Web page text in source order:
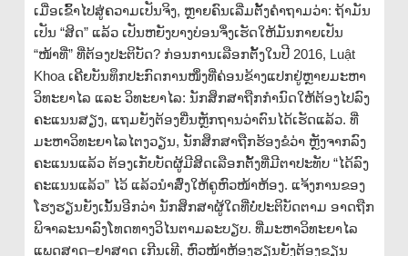
ເມື່ອເຂົ້າໄປສູ່ຄວາມເປັນຈິງ, ຫຼາຍຄົນເລີ່ມຕັ້ງຄຳຖາມວ່າ: ຖ້າມັນ
ເປັນ “ສິດ” ແລ້ວ ເປັນຫຍັງບາງບ່ອນຈຶ່ງເຮັດໃຫ້ມັນກາຍເປັນ
“ໜ້າທີ່” ທີ່ຕ້ອງປະຕິບັດ? ກ່ອນການເລືອກຕັ້ງໃນປີ 2016, Luật
Khoa ເຄີຍບັນທຶກປະກົດການໜຶ່ງທີ່ຄ່ອນຂ້າງແປກຢູ່ຫຼາຍມະຫາ
ວິທະຍາໄລ ແລະ ວິທະຍາໄລ: ນັກສຶກສາຖືກກຳນົດໃຫ້ຕ້ອງໄປລົງ
ຄະແນນສຽງ, ແຖມຍັງຕ້ອງຍື່ນຫຼັກຖານວ່າຕົນໄດ້ເຮັດແລ້ວ. ທີ່
ມະຫາວິທະຍາໄລໄຕງວຽນ, ນັກສຶກສາຖືກຮ້ອງຂໍວ່າ ຫຼັງຈາກລົງ
ຄະແນນແລ້ວ ຕ້ອງເກັບບັດຜູ້ມີສິດເລືອກຕັ້ງທີ່ມີຕາປະທັບ “ໄດ້ລົງ
ຄະແນນແລ້ວ” ໄວ້ ແລ້ວນຳສົ່ງໃຫ້ຄູຫົວໜ້າຫ້ອງ. ແຈ້ງການຂອງ
ໂຮງຮຽນຍັງເນັ້ນອີກວ່າ ນັກສຶກສາຜູ້ໃດທີ່ບໍ່ປະຕິບັດຕາມ ອາດຖືກ
ພິຈາລະນາລົງໂທດທາງວິໄນຕາມລະບຽບ. ທີ່ມະຫາວິທະຍາໄລ
ແພດສາດ–ຢາສາດ ເກີນເທີ, ຫົວໜ້າຫ້ອງຮຽນຍັງຕ້ອງຂຽນ